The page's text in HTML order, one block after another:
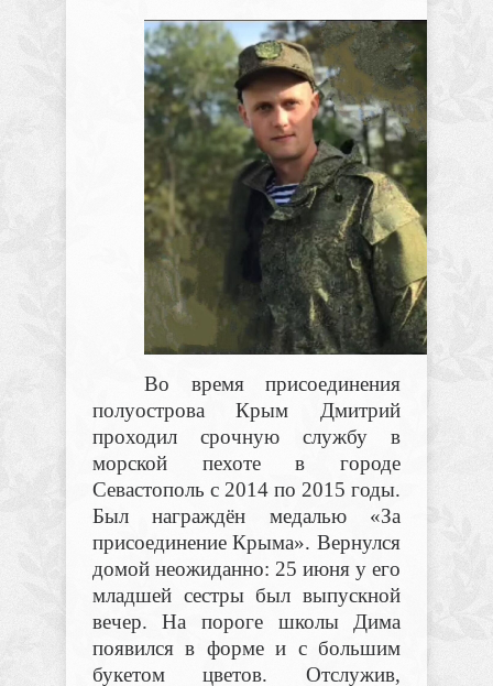
Во время присоединения
полуострова Крым Дмитрий
проходил срочную службу в
морской пехоте в городе
Севастополь с 2014 по 2015 годы.
Был награждён медалью «За
присоединение Крыма». Вернулся
домой неожиданно: 25 июня у его
младшей сестры был выпускной
вечер. На пороге школы Дима
появился в форме и с большим
букетом цветов. Отслужив,